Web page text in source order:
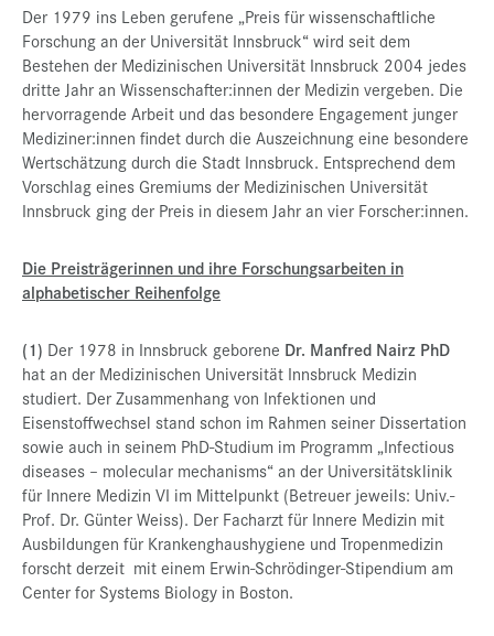
Der 1979 ins Leben gerufene „Preis für wissenschaftliche
Forschung an der Universität Innsbruck“ wird seit dem
Bestehen der Medizinischen Universität Innsbruck 2004 jedes
dritte Jahr an Wissenschafter:innen der Medizin vergeben. Die
hervorragende Arbeit und das besondere Engagement junger
Mediziner:innen findet durch die Auszeichnung eine besondere
Wertschätzung durch die Stadt Innsbruck. Entsprechend dem
Vorschlag eines Gremiums der Medizinischen Universität
Innsbruck ging der Preis in diesem Jahr an vier Forscher:innen.
Die Preisträgerinnen und ihre Forschungsarbeiten in
alphabetischer Reihenfolge
(1) Der 1978 in Innsbruck geborene Dr. Manfred Nairz PhD
hat an der Medizinischen Universität Innsbruck Medizin
studiert. Der Zusammenhang von Infektionen und
Eisenstoffwechsel stand schon im Rahmen seiner Dissertation
sowie auch in seinem PhD-Studium im Programm „Infectious
diseases – molecular mechanisms“ an der Universitätsklinik
für Innere Medizin VI im Mittelpunkt (Betreuer jeweils: Univ.-
Prof. Dr. Günter Weiss). Der Facharzt für Innere Medizin mit
Ausbildungen für Krankenghaushygiene und Tropenmedizin
forscht derzeit mit einem Erwin-Schrödinger-Stipendium am
Center for Systems Biology in Boston.